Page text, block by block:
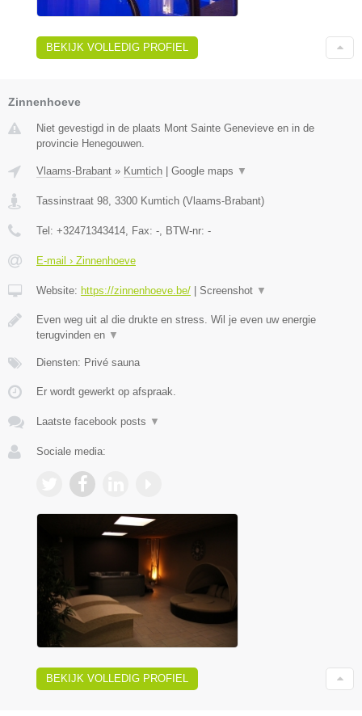
BEKIJK VOLLEDIG PROFIEL
Zinnenhoeve
Niet gevestigd in de plaats Mont Sainte Genevieve en in de
provincie Henegouwen.
Vlaams-Brabant » Kumtich Google maps ▼
Tassinstraat 98 3300 Kumtich (Vlaams-Brabant)
Tel: +32471343414 , Fax: - , BTW-nr: -
E-mail › Zinnenhoeve
Website: https://zinnenhoeve.be/ Screenshot ▼
Even weg uit al die drukte en stress. Wil je even uw energie
terugvinden en ▼
Diensten: Privé sauna
Er wordt gewerkt op afspraak.
Laatste facebook posts ▼
Sociale media:
BEKIJK VOLLEDIG PROFIEL